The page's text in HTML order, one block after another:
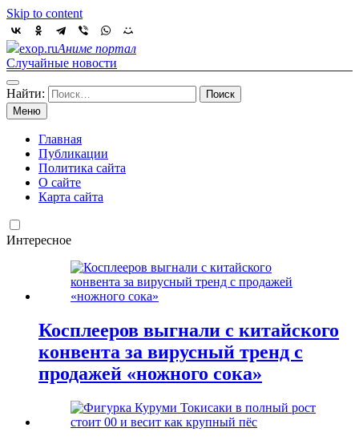
Skip to content
exop.ruАниме портал
Случайные новости
Найти:
Меню
Главная
Публикации
Политика сайта
О сайте
Карта сайта
Интересное
Косплееров выгнали с китайского
конвента за вирусный тренд с
продажей «ножного сока»